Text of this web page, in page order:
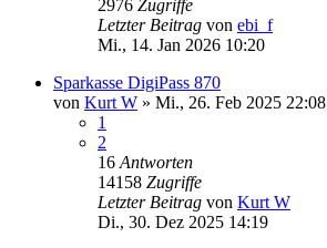
2976 Zugriffe
Letzter Beitrag von ebi_f
Mi., 14. Jan 2026 10:20
Sparkasse DigiPass 870
von Kurt W » Mi., 26. Feb 2025 22:08
1
2
16 Antworten
14158 Zugriffe
Letzter Beitrag von Kurt W
Di., 30. Dez 2025 14:19